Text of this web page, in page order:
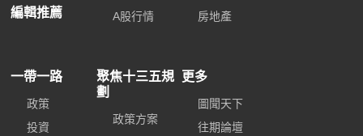
編輯推薦 A股行情
房地產
一帶一路
政策
投資
聚焦十三五規
劃
政策方案
更多
圖聞天下
往期論壇